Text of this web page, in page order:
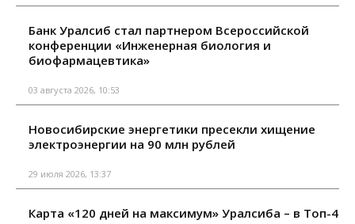
Банк Уралсиб стал партнером Всероссийской
конференции «Инженерная биология и
биофармацевтика»
03 августа 2026, 10:53
Новосибирские энергетики пресекли хищение
электроэнергии на 90 млн рублей
29 июля 2026, 13:37
Карта «120 дней на максимум» Уралсиба – в Топ-4